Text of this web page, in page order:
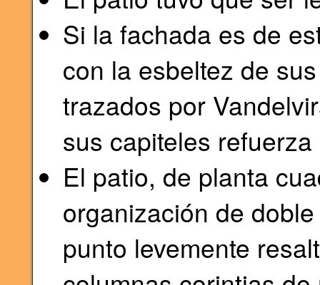
Si la fachada es de
con la esbeltez de
trazados por
sus capiteles
El patio, de planta
organización de
punto levemente